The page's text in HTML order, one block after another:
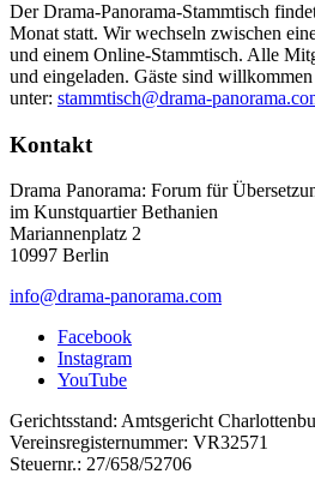
Der Drama-Panorama-Stammtisch
Monat statt. Wir wechseln zwischen
und einem Online-Stammtisch. Alle
und eingeladen. Gäste sind
unter: stammtisch@drama-
Kontakt
Drama Panorama: Forum für
im Kunstquartier Bethanien
Mariannenplatz 2
10997 Berlin
info@drama-panorama.com
Facebook
Instagram
YouTube
Gerichtsstand: Amtsgericht
Vereinsregisternummer: VR32571
Steuernr.: 27/658/52706